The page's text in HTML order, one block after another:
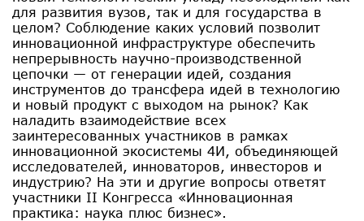
для развития вузов, так и для государства в
целом? Соблюдение каких условий позволит
инновационной инфраструктуре обеспечить
непрерывность научно-производственной
цепочки — от генерации идей, создания
инструментов до трансфера идей в технологию
и новый продукт с выходом на рынок? Как
наладить взаимодействие всех
заинтересованных участников в рамках
инновационной экосистемы 4И, объединяющей
исследователей, инноваторов, инвесторов и
индустрию? На эти и другие вопросы ответят
участники II Конгресса «Инновационная
практика: наука плюс бизнес».